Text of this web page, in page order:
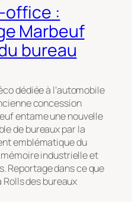
office :
Marbeuf
bureau
dédiée à l’automobile
concession
entame une nouvelle
de bureaux par la
emblématique du
mémoire industrielle et
Reportage dans ce que
Rolls des bureaux